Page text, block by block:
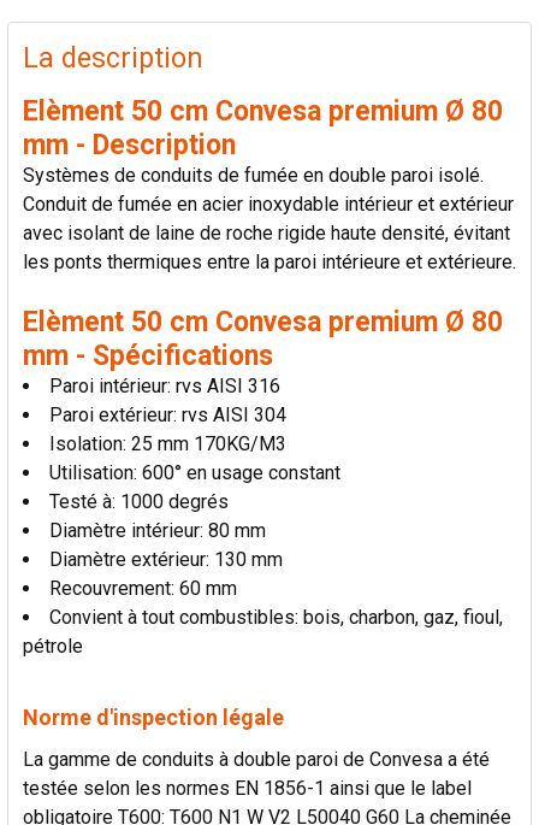
PRODUITS
FRÉQUEMMENT
ACHETÉS
SÉLECTIONNER
AJOUTER
LA
La description
Elèment 50 cm Convesa premium Ø 80
mm - Description
Systèmes de conduits de fumée en double paroi isolé.
Conduit de fumée en acier inoxydable intérieur et extérieur
avec isolant de laine de roche rigide haute densité, évitant
les ponts thermiques entre la paroi intérieure et extérieure.
Elèment 50 cm Convesa premium Ø 80
mm - Spécifications
Paroi intérieur: rvs AISI 316
Paroi extérieur: rvs AISI 304
Isolation: 25 mm 170KG/M3
Utilisation: 600° en usage constant
Testé à: 1000 degrés
Diamètre intérieur: 80 mm
Diamètre extérieur: 130 mm
Recouvrement: 60 mm
Convient à tout combustibles: bois, charbon, gaz, fioul,
pétrole
Norme d'inspection légale
La gamme de conduits à double paroi de Convesa a été
testée selon les normes EN 1856-1 ainsi que le label
obligatoire T600: T600 N1 W V2 L50040 G60 La cheminée